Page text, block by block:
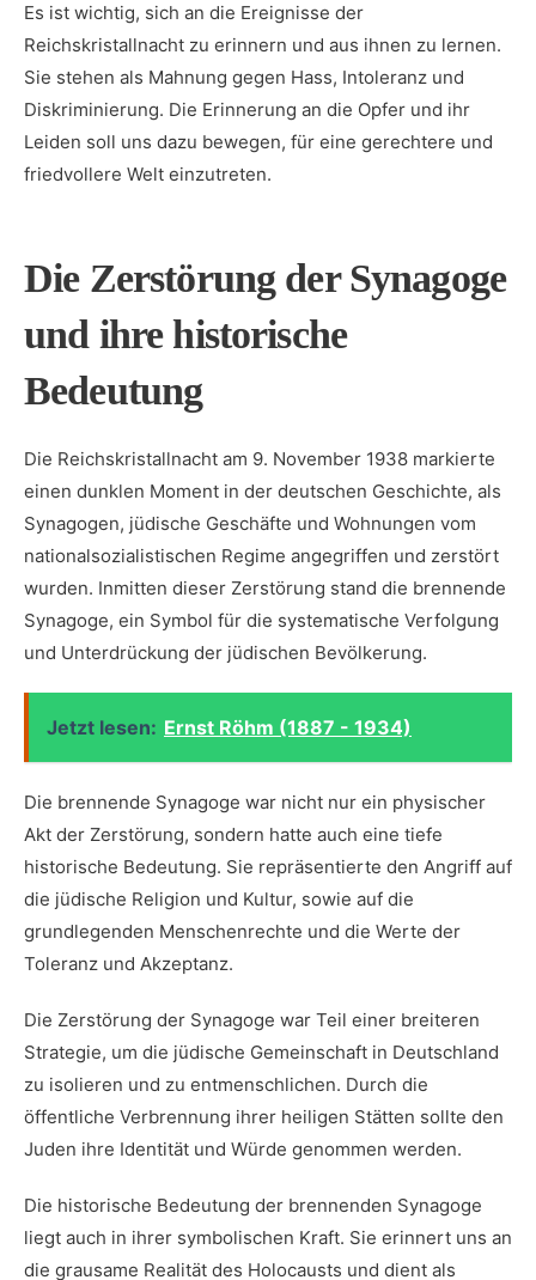
Es ist wichtig, sich an die Ereignisse ⁤der
Reichskristallnacht⁤ zu⁤ erinnern und aus ihnen zu lernen.
Sie stehen als Mahnung gegen Hass,​ Intoleranz und
Diskriminierung. Die Erinnerung an die Opfer und ihr
Leiden soll uns dazu bewegen, für ‌eine gerechtere und
friedvollere Welt ⁣einzutreten.
Die Zerstörung der Synagoge
und ihre historische​
Bedeutung
Die​ Reichskristallnacht am ⁤9. November 1938 ‍markierte
einen dunklen Moment in ⁤der deutschen Geschichte, als
Synagogen, ⁤jüdische Geschäfte und ​Wohnungen vom
nationalsozialistischen Regime angegriffen​ und zerstört
wurden.⁢ Inmitten ‌dieser Zerstörung stand die brennende​
Synagoge, ein Symbol für die systematische Verfolgung
und Unterdrückung der jüdischen Bevölkerung.
Jetzt lesen: Ernst Röhm (1887 - 1934)
Die ⁣brennende Synagoge war nicht nur ein physischer
Akt ⁣der Zerstörung, sondern hatte ‍auch eine tiefe
historische ​Bedeutung. Sie repräsentierte den Angriff auf
die jüdische Religion und Kultur, sowie auf die
grundlegenden Menschenrechte und die Werte der
Toleranz und ​Akzeptanz.
Die Zerstörung der Synagoge war Teil einer breiteren
Strategie, um die⁣ jüdische Gemeinschaft ​in Deutschland
zu⁤ isolieren und zu entmenschlichen. Durch die
öffentliche Verbrennung ihrer heiligen Stätten sollte den
Juden‌ ihre Identität und Würde genommen werden.
Die historische Bedeutung der brennenden Synagoge
liegt auch in ihrer symbolischen Kraft.⁣ Sie erinnert uns an
die grausame Realität des Holocausts und dient als